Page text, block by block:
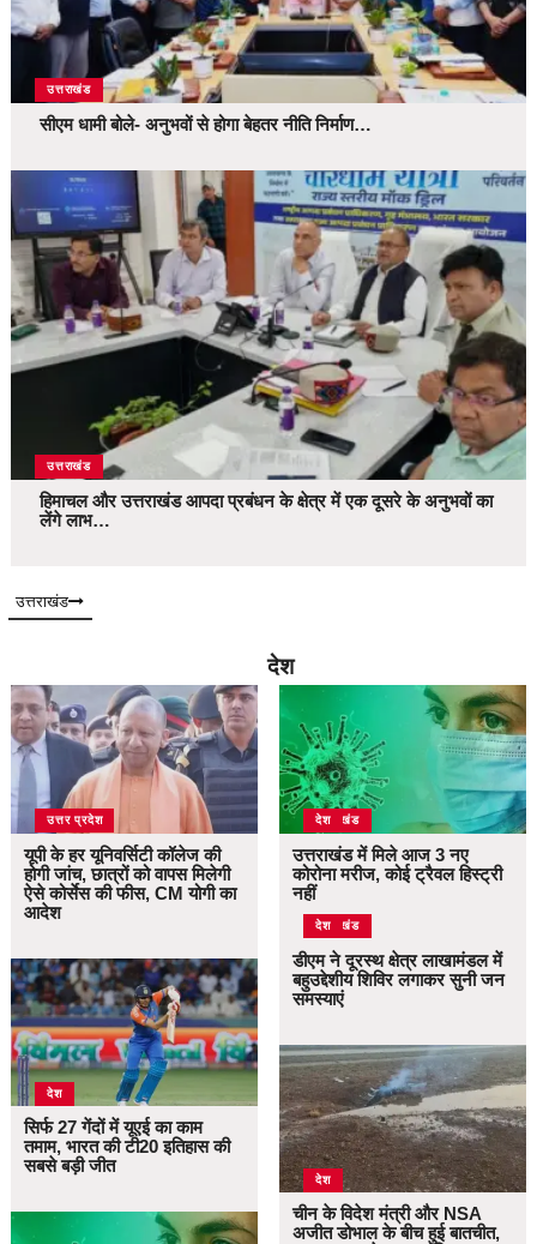
उत्तराखंड
सीएम धामी बोले- अनुभवों से होगा बेहतर नीति निर्माण…
उत्तराखंड
हिमाचल और उत्तराखंड आपदा प्रबंधन के क्षेत्र में एक दूसरे के अनुभवों का
लेंगे लाभ…
उत्तराखंड
देश
उत्तर प्रदेश
यूपी के हर यूनिवर्सिटी कॉलेज की
होगी जांच, छात्रों को वापस मिलेगी
ऐसे कोर्सेस की फीस, CM योगी का
आदेश
देश
सिर्फ 27 गेंदों में यूएई का काम
तमाम, भारत की टी20 इतिहास की
सबसे बड़ी जीत
उत्तराखंड
देश
उत्तराखंड में मिले आज 3 नए
कोरोना मरीज, कोई ट्रैवल हिस्ट्री
नहीं
उत्तराखंड
देश
डीएम ने दूरस्थ क्षेत्र लाखामंडल में
बहुउद्देशीय शिविर लगाकर सुनी जन
समस्याएं
देश
चीन के विदेश मंत्री और NSA
अजीत डोभाल के बीच हुई बातचीत,